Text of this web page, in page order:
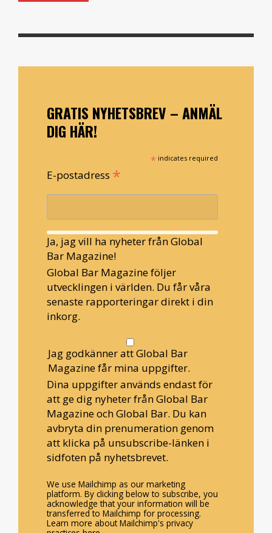
GRATIS NYHETSBREV – ANMÄL
DIG HÄR!
* indicates required
E-postadress *
Ja, jag vill ha nyheter från Global
Bar Magazine!
Global Bar Magazine följer
utvecklingen i världen. Du får våra
senaste rapporteringar direkt i din
inkorg.
Jag godkänner att Global Bar
Magazine får mina uppgifter.
Dina uppgifter används endast för
att ge dig nyheter från Global Bar
Magazine och Global Bar. Du kan
avbryta din prenumeration genom
att klicka på unsubscribe-länken i
sidfoten på nyhetsbrevet.
We use Mailchimp as our marketing
platform. By clicking below to subscribe, you
acknowledge that your information will be
transferred to Mailchimp for processing.
Learn more about Mailchimp's privacy